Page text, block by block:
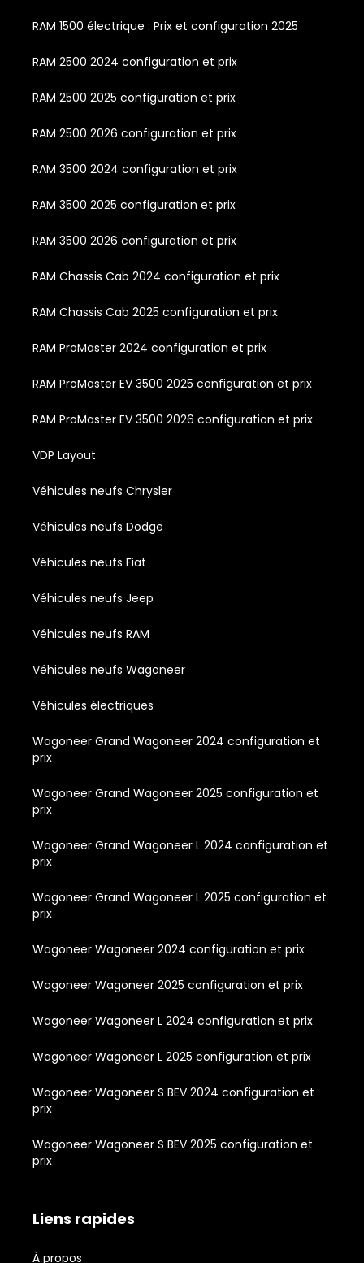
RAM 1500 électrique : Prix et configuration 2025
RAM 2500 2024 configuration et prix
RAM 2500 2025 configuration et prix
RAM 2500 2026 configuration et prix
RAM 3500 2024 configuration et prix
RAM 3500 2025 configuration et prix
RAM 3500 2026 configuration et prix
RAM Chassis Cab 2024 configuration et prix
RAM Chassis Cab 2025 configuration et prix
RAM ProMaster 2024 configuration et prix
RAM ProMaster EV 3500 2025 configuration et prix
RAM ProMaster EV 3500 2026 configuration et prix
VDP Layout
Véhicules neufs Chrysler
Véhicules neufs Dodge
Véhicules neufs Fiat
Véhicules neufs Jeep
Véhicules neufs RAM
Véhicules neufs Wagoneer
Véhicules électriques
Wagoneer Grand Wagoneer 2024 configuration et
prix
Wagoneer Grand Wagoneer 2025 configuration et
prix
Wagoneer Grand Wagoneer L 2024 configuration et
prix
Wagoneer Grand Wagoneer L 2025 configuration et
prix
Wagoneer Wagoneer 2024 configuration et prix
Wagoneer Wagoneer 2025 configuration et prix
Wagoneer Wagoneer L 2024 configuration et prix
Wagoneer Wagoneer L 2025 configuration et prix
Wagoneer Wagoneer S BEV 2024 configuration et
prix
Wagoneer Wagoneer S BEV 2025 configuration et
prix
Liens rapides
À propos